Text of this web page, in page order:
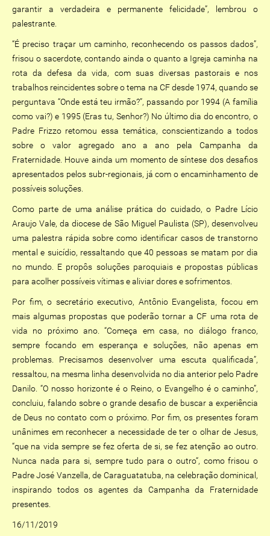
garantir a verdadeira e permanente felicidade”, lembrou o
palestrante.
“É preciso traçar um caminho, reconhecendo os passos dados”,
frisou o sacerdote, contando ainda o quanto a Igreja caminha na
rota da defesa da vida, com suas diversas pastorais e nos
trabalhos reincidentes sobre o tema na CF desde 1974, quando se
perguntava “Onde está teu irmão?”, passando por 1994 (A família
como vai?) e 1995 (Eras tu, Senhor?) No último dia do encontro, o
Padre Frizzo retomou essa temática, conscientizando a todos
sobre o valor agregado ano a ano pela Campanha da
Fraternidade. Houve ainda um momento de síntese dos desafios
apresentados pelos subr-regionais, já com o encaminhamento de
possíveis soluções.
Como parte de uma análise prática do cuidado, o Padre Lício
Araujo Vale, da diocese de São Miguel Paulista (SP), desenvolveu
uma palestra rápida sobre como identificar casos de transtorno
mental e suicídio, ressaltando que 40 pessoas se matam por dia
no mundo. E propôs soluções paroquiais e propostas públicas
para acolher possíveis vítimas e aliviar dores e sofrimentos.
Por fim, o secretário executivo, Antônio Evangelista, focou em
mais algumas propostas que poderão tornar a CF uma rota de
vida no próximo ano. “Começa em casa, no diálogo franco,
sempre focando em esperança e soluções, não apenas em
problemas. Precisamos desenvolver uma escuta qualificada”,
ressaltou, na mesma linha desenvolvida no dia anterior pelo Padre
Danilo. “O nosso horizonte é o Reino, o Evangelho é o caminho”,
concluiu, falando sobre o grande desafio de buscar a experiência
de Deus no contato com o próximo. Por fim, os presentes foram
unânimes em reconhecer a necessidade de ter o olhar de Jesus,
“que na vida sempre se fez oferta de si, se fez atenção ao outro.
Nunca nada para si, sempre tudo para o outro“, como frisou o
Padre José Vanzella, de Caraguatatuba, na celebração dominical,
inspirando todos os agentes da Campanha da Fraternidade
presentes.
16/11/2019